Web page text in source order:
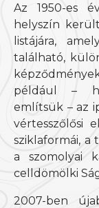
Az 1950-es
helyszín
listájára,
található,
például –
említsük – az
vértesszőlősi
sziklaformái, a
a szomolyai
celldömölki
2007-ben